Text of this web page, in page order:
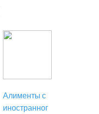
Алименты с
иностранног